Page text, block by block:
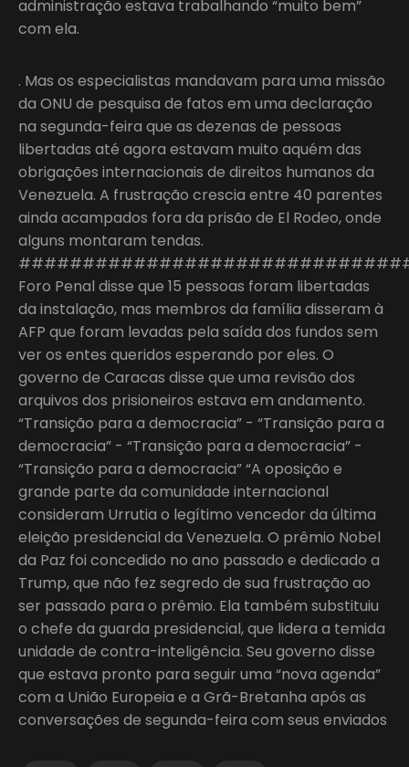
administração estava trabalhando “muito bem”
com ela.
. Mas os especialistas mandavam para uma missão
da ONU de pesquisa de fatos em uma declaração
na segunda-feira que as dezenas de pessoas
libertadas até agora estavam muito aquém das
obrigações internacionais de direitos humanos da
Venezuela. A frustração crescia entre 40 parentes
ainda acampados fora da prisão de El Rodeo, onde
alguns montaram tendas.
Foro Penal disse que 15 pessoas foram libertadas
da instalação, mas membros da família disseram à
AFP que foram levadas pela saída dos fundos sem
ver os entes queridos esperando por eles. O
governo de Caracas disse que uma revisão dos
arquivos dos prisioneiros estava em andamento.
“Transição para a democracia” - “Transição para a
democracia” - “Transição para a democracia” -
“Transição para a democracia” “A oposição e
grande parte da comunidade internacional
consideram Urrutia o legítimo vencedor da última
eleição presidencial da Venezuela. O prêmio Nobel
da Paz foi concedido no ano passado e dedicado a
Trump, que não fez segredo de sua frustração ao
ser passado para o prêmio. Ela também substituiu
o chefe da guarda presidencial, que lidera a temida
unidade de contra-inteligência. Seu governo disse
que estava pronto para seguir uma “nova agenda”
com a União Europeia e a Grã-Bretanha após as
conversações de segunda-feira com seus enviados